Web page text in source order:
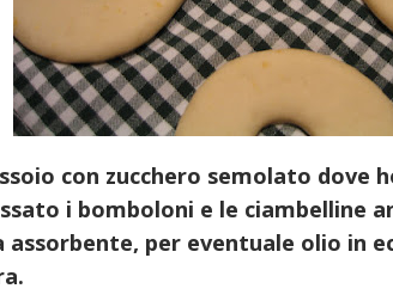
con zucchero semolato dove
i bomboloni e le ciambelline
assorbente, per eventuale olio in